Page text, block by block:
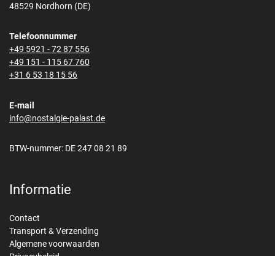
48529 Nordhorn (DE)
Telefoonnummer
+49 5921 - 72 87 556
+49 151 - 115 67 760
+31 6 53 18 15 56
E-mail
info@nostalgie-palast.de
BTW-nummer: DE 247 08 21 89
Informatie
Contact
Transport & Verzending
Algemene voorwaarden